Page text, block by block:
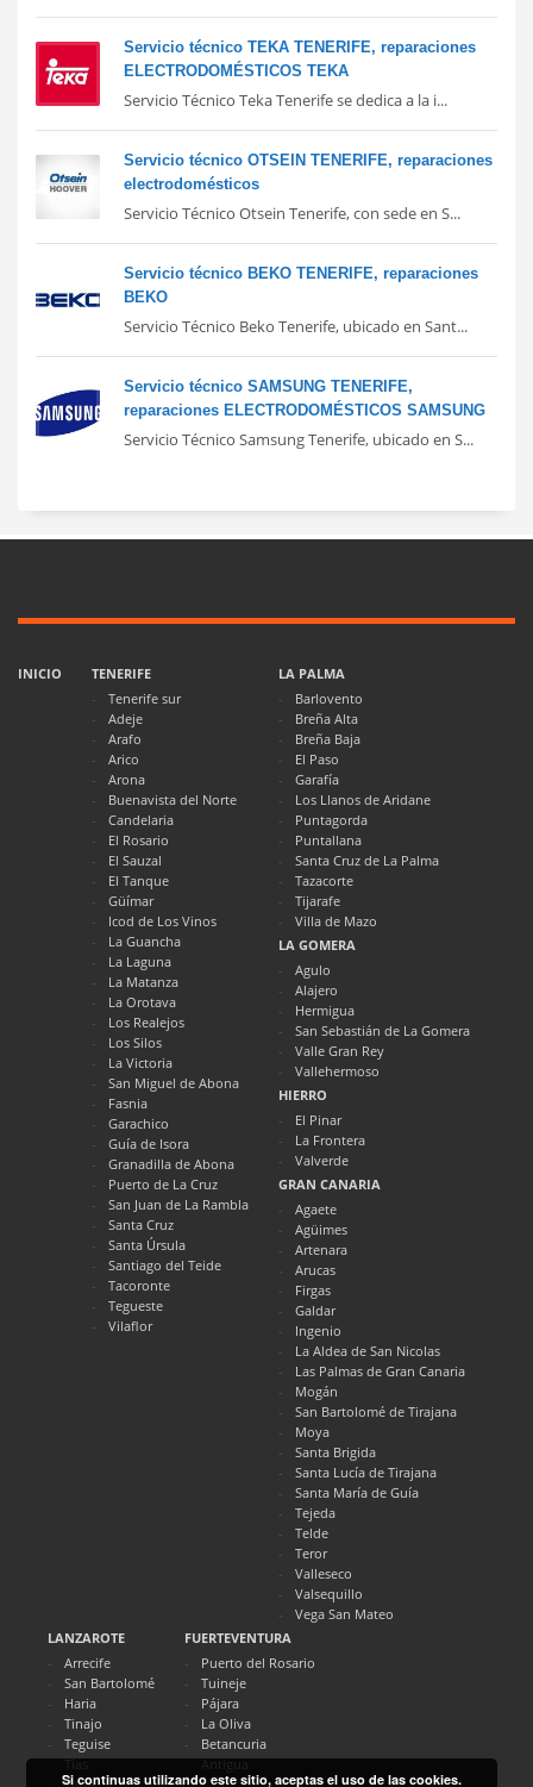
Servicio técnico TEKA TENERIFE, reparaciones
ELECTRODOMÉSTICOS TEKA
Servicio Técnico Teka Tenerife se dedica a la i...
Servicio técnico OTSEIN TENERIFE, reparaciones
electrodomésticos
Servicio Técnico Otsein Tenerife, con sede en S...
Servicio técnico BEKO TENERIFE, reparaciones
BEKO
Servicio Técnico Beko Tenerife, ubicado en Sant...
Servicio técnico SAMSUNG TENERIFE,
reparaciones ELECTRODOMÉSTICOS SAMSUNG
Servicio Técnico Samsung Tenerife, ubicado en S...
INICIO
TENERIFE
Tenerife sur
Adeje
Arafo
Arico
Arona
Buenavista del Norte
Candelaria
El Rosario
El Sauzal
El Tanque
Güímar
Icod de Los Vinos
La Guancha
La Laguna
La Matanza
La Orotava
Los Realejos
Los Silos
La Victoria
San Miguel de Abona
Fasnia
Garachico
Guía de Isora
Granadilla de Abona
Puerto de La Cruz
San Juan de La Rambla
Santa Cruz
Santa Úrsula
Santiago del Teide
Tacoronte
Tegueste
Vilaflor
LA PALMA
Barlovento
Breña Alta
Breña Baja
El Paso
Garafía
Los Llanos de Aridane
Puntagorda
Puntallana
Santa Cruz de La Palma
Tazacorte
Tijarafe
Villa de Mazo
LA GOMERA
Agulo
Alajero
Hermigua
San Sebastián de La Gomera
Valle Gran Rey
Vallehermoso
HIERRO
El Pinar
La Frontera
Valverde
GRAN CANARIA
Agaete
Agüimes
Artenara
Arucas
Firgas
Galdar
Ingenio
La Aldea de San Nicolas
Las Palmas de Gran Canaria
Mogán
San Bartolomé de Tirajana
Moya
Santa Brigida
Santa Lucía de Tirajana
Santa María de Guía
Tejeda
Telde
Teror
Valleseco
Valsequillo
Vega San Mateo
LANZAROTE
Arrecife
San Bartolomé
Haria
Tinajo
Teguise
Tías
FUERTEVENTURA
Puerto del Rosario
Tuineje
Pájara
La Oliva
Betancuria
Antigua
Si continuas utilizando este sitio, aceptas el uso de las cookies.